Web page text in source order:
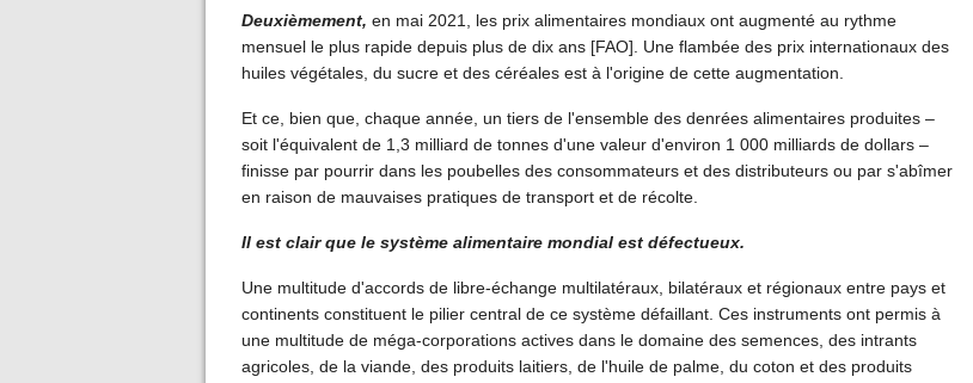
Deuxièmement, en mai 2021, les prix alimentaires mondiaux ont augmenté au rythme
mensuel le plus rapide depuis plus de dix ans [FAO]. Une flambée des prix internationaux des
huiles végétales, du sucre et des céréales est à l'origine de cette augmentation.
Et ce, bien que, chaque année, un tiers de l'ensemble des denrées alimentaires produites –
soit l'équivalent de 1,3 milliard de tonnes d'une valeur d'environ 1 000 milliards de dollars –
finisse par pourrir dans les poubelles des consommateurs et des distributeurs ou par s'abîmer
en raison de mauvaises pratiques de transport et de récolte.
Il est clair que le système alimentaire mondial est défectueux.
Une multitude d'accords de libre-échange multilatéraux, bilatéraux et régionaux entre pays et
continents constituent le pilier central de ce système défaillant. Ces instruments ont permis à
une multitude de méga-corporations actives dans le domaine des semences, des intrants
agricoles, de la viande, des produits laitiers, de l'huile de palme, du coton et des produits